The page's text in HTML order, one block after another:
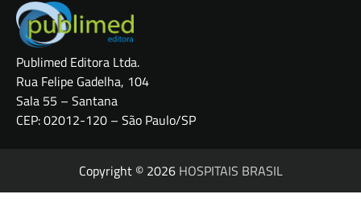
Publimed Editora Ltda.
Rua Felipe Gadelha, 104
Sala 55 – Santana
CEP: 02012-120 – São Paulo/SP
Copyright © 2026 HOSPITAIS BRASIL